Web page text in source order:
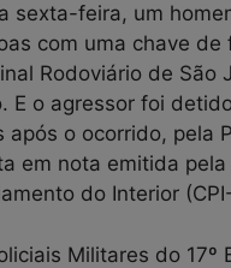
sexta-feira, um
com uma chave de
Rodoviário de São
E o agressor foi
após o ocorrido, pela
em nota emitida
do Interior
Militares do 17º